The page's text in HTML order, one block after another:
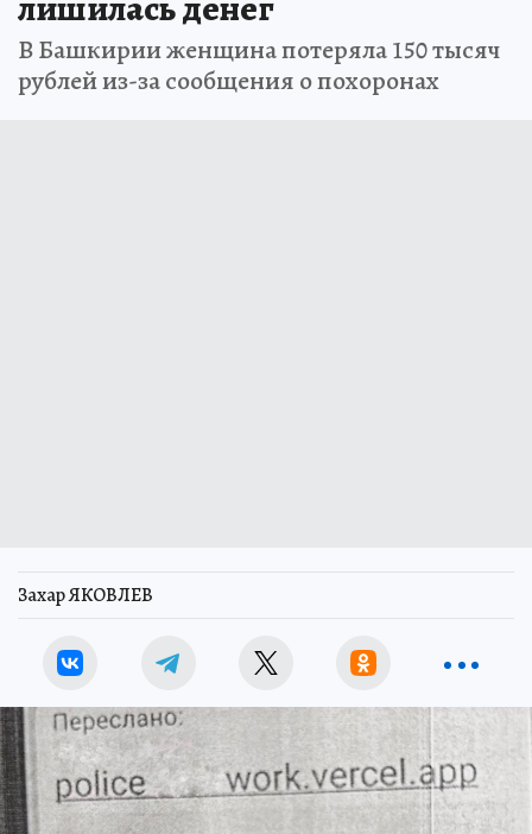
В Башкирии женщина потеряла 150 тысяч
рублей из-за сообщения о похоронах
Захар ЯКОВЛЕВ